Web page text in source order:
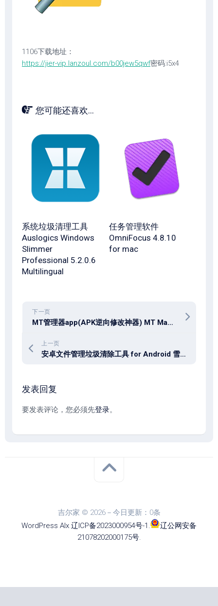
1106下载地址：
https://jier-vip.lanzoul.com/b00jew5qwf密码:i5x4
您可能还喜欢...
系统垃圾清理工具
Auslogics Windows
Slimmer
Professional 5.2.0.6
Multilingual
任务管理软件
OmniFocus 4.8.10
for mac
下一页
MT管理器app(APK逆向修改神器) MT Manager v2.19.0
上一页
安卓文件管理垃圾清除工具 for Android 雪豹速清 v2.10.1 + 清浊 v2.1.4
发表回复
要发表评论，您必须先登录。
吉尔家 © 2026－今日更新：0条
WordPress Alx.辽ICP备2023000954号-1 .
辽公网安备
21078202000175号.